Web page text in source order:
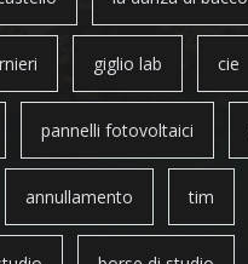
giglio lab cie
pannelli fotovoltaici
annullamento tim